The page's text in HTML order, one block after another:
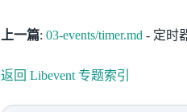
上一篇: 03-events/timer.md - 定时
返回 Libevent 专题索引